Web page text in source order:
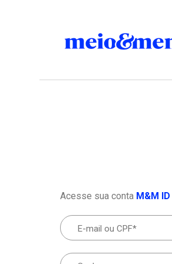
Acesse sua conta M&M ID